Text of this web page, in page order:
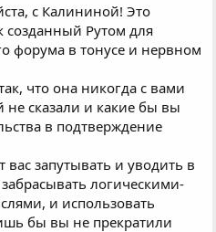
с Калининой! Это
Рутом для
форума в тонусе и нервном
что она никогда с вами
не сказали и какие бы вы
в подтверждение
вас запутывать и уводить в
логическими-
и использовать
бы вы не прекратили